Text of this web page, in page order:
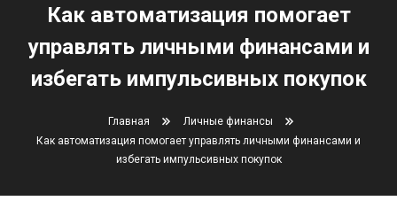
Как автоматизация помогает
управлять личными финансами и
избегать импульсивных покупок
Главная
Личные финансы
Как автоматизация помогает управлять личными финансами и
избегать импульсивных покупок